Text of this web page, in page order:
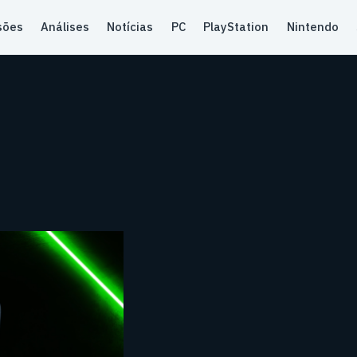
Análises Notícias PC PlayStation Nintendo